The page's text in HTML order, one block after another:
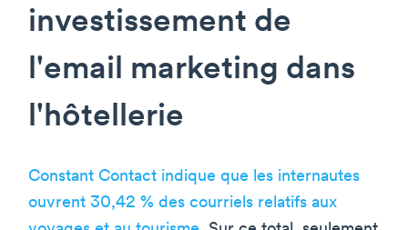
investissement de
l'email marketing dans
l'hôtellerie
Constant Contact indique que les internautes
ouvrent 30,42 % des courriels relatifs aux